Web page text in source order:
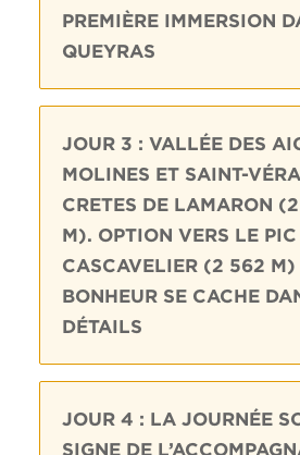
PREMIÈRE IMMERSION
QUEYRAS
JOUR 3 : VALLÉE DES
MOLINES ET SAINT-
CRETES DE LAMARON
M). OPTION VERS LE PIC
CASCAVELIER (2 562 M)
BONHEUR SE CACHE
DÉTAILS
JOUR 4 : LA JOURNÉE
SIGNE DE